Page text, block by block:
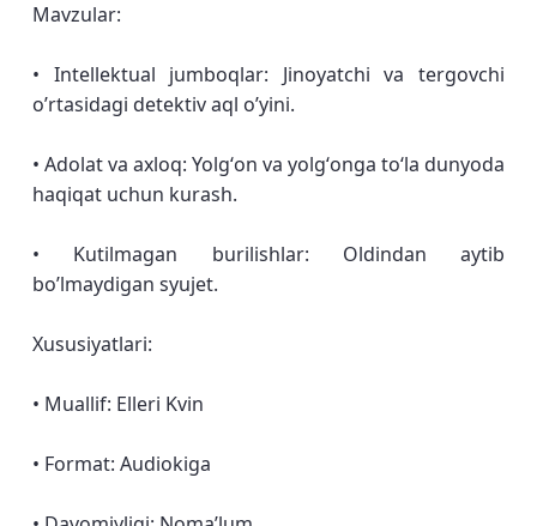
Mavzular:
• Intellektual jumboqlar: Jinoyatchi va tergovchi
o’rtasidagi detektiv aql o’yini.
• Adolat va axloq: Yolgʻon va yolgʻonga toʻla dunyoda
haqiqat uchun kurash.
• Kutilmagan burilishlar: Oldindan aytib
bo’lmaydigan syujet.
Xususiyatlari:
• Muallif: Elleri Kvin
• Format: Audiokiga